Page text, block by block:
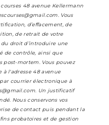
48 avenue Kellermann
Vous
d’effacement, de
de retrait de votre
droit d’introduire une
de contrôle, ainsi que
post-mortem. Vous pouvez
à l'adresse 48 avenue
courrier électronique à
Un justificatif
Nous conservons vos
de contact puis pendant la
probatoires et de gestion